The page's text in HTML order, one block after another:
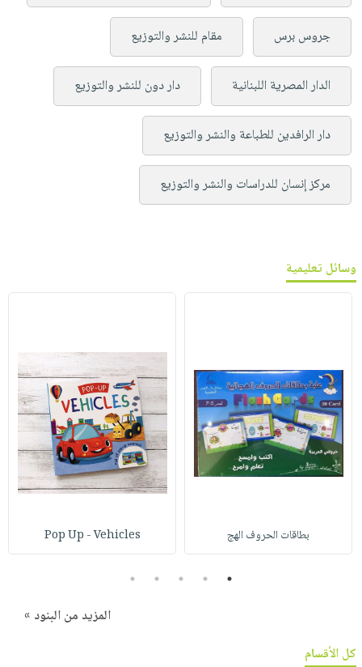
جروس برس مقام للنشر والتوزيع
الدار المصرية اللبنانية دار دون للنشر والتوزيع
دار الرافدين للطباعة والنشر والتوزيع
مركز إنسان للدراسات والنشر والتوزيع
وسائل تعليمية
بطاقات الحروف الهج Pop Up - Vehicles
1
2
3
4
5
المزيد من البنود »
كل الأقسام